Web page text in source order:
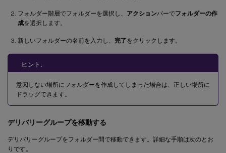
フォルダー階層でフォルダーを選択し、 アクションバーでフォルダーの作
成を選択します。
新しいフォルダーの名前を入力し、 完了をクリックします。
ヒント:
意図しない場所にフォルダーを作成してしまった場合は、正しい場所に
ドラッグできます。
デリバリーグループを移動する
デリバリーグループをフォルダー間で移動できます。詳細な手順は次のとお
りです。